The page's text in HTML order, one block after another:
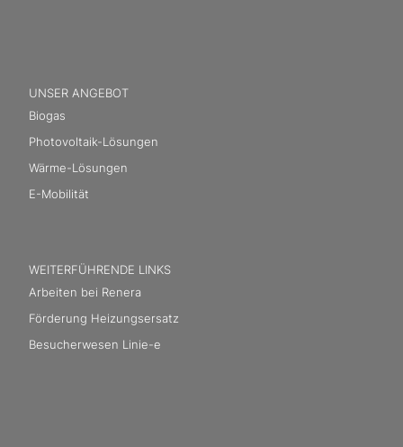
UNSER ANGEBOT
Biogas
Photovoltaik-Lösungen
Wärme-Lösungen
E-Mobilität
WEITERFÜHRENDE LINKS
Arbeiten bei Renera
Förderung Heizungsersatz
Besucherwesen Linie-e